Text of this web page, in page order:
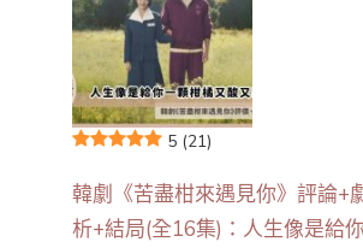
5 (21)
韓劇《苦盡柑來遇見你》評論+
析+結局(全16集)：人生像是給